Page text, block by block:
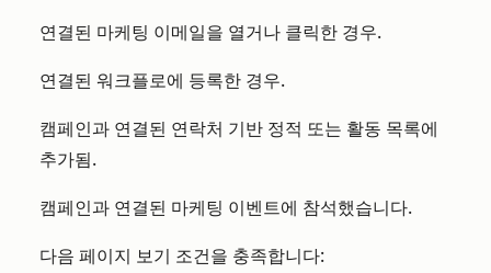
연결된 마케팅 이메일을 열거나 클릭한 경우.
연결된 워크플로에 등록한 경우.
캠페인과 연결된 연락처 기반 정적 또는 활동 목록에
추가됨.
캠페인과 연결된 마케팅 이벤트에 참석했습니다.
다음 페이지 보기 조건을 충족합니다: